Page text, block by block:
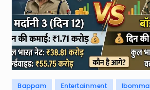
rl
d
Posted
Bappam Entertainment Ibomma